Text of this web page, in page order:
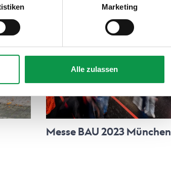
Marketing
Alle zulassen
Messe BAU 2023 München